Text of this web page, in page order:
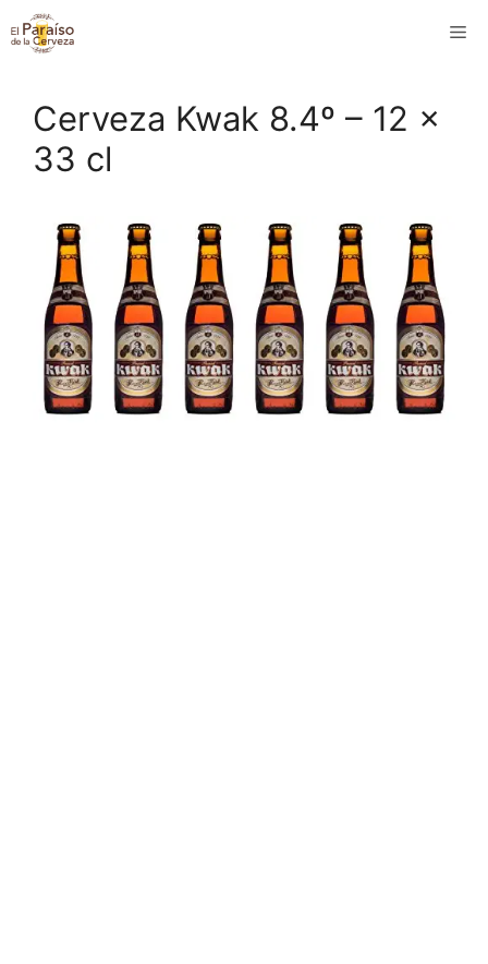
Saltar
al
Cerveza Kwak 8.4º – 12 x
33 cl